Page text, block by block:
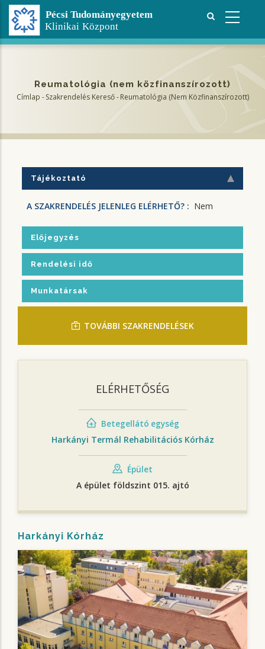
Ugrás
tartalomra
Reumatológia (nem közfinanszírozott)
Címlap - Szakrendelés Kereső - Reumatológia (nem Közfinanszírozott)
Tájékoztató
A SZAKRENDELÉS JELENLEG ELÉRHETŐ? : Nem
Előjegyzés
Rendelési idő
Munkatársak
TOVÁBBI SZAKRENDELÉSEK
ELÉRHETŐSÉG
Betegellátó egység
Harkányi Termál Rehabilitációs Kórház
Épület
A épület földszint 015. ajtó
Harkányi Kórház